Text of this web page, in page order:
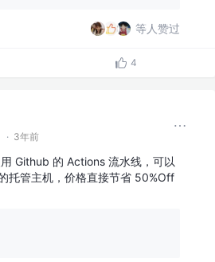
等人赞过
4
· 3年前
用 Github 的 Actions 流水线，可以
托管主机，价格直接节省 50%Off